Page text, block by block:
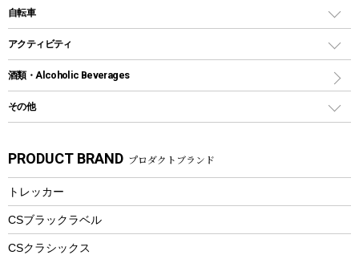
グランドシート
ガイドロープ
ツール
焚き火台&ストーブ
火起こし
バーベキューツール
クッキングツール
ナイフ
カトラリー
マグカップ、カップ
ステンレスボトル
フードボトル
ディズニーボトル
保冷剤
リュック、バックパック
トートバッグ、サコッシュ
ショッピングキャリー
その他アウトドア雑貨
スプレー関係
ツール、他
インフレータブル
カヤック
パドル
ヘルメット
エアーポンプ
アクセサリー
自転車
折りたたみ自転車
スポーツサイクル
シティサイクル
自転車ウェア
アクティビティ
マリン
ラッシュガード
パラソル
フローティングベスト
ヘルメット
酒類・Alcoholic Beverages
その他
湯たんぽ
防災用品
PRODUCT BRAND プロダクトブランド
トレッカー
CSブラックラベル
CSクラシックス